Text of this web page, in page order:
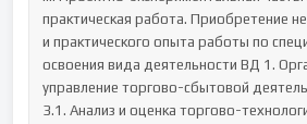
практическая работа. Приобретение
и практического опыта работы по
освоения вида деятельности ВД 1.
управление торгово-сбытовой
3.1. Анализ и оценка торгово-